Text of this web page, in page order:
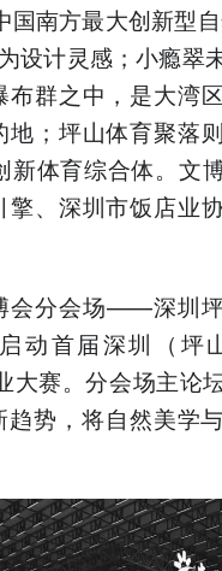
国南方最大创新型自
设计灵感；小瘾翠
布群之中，是大湾
地；坪山体育聚落
新体育综合体。文
擎、深圳市饭店业
会分会场——深圳
动首届深圳（坪
大赛。分会场主论
趋势，将自然美学